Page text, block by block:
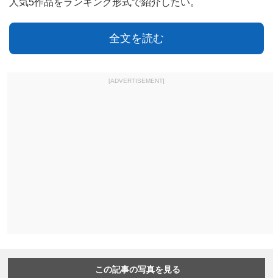
人気5作品をランキング形式で紹介したい。
全文を読む
[ADVERTISEMENT]
この記事の写真を見る